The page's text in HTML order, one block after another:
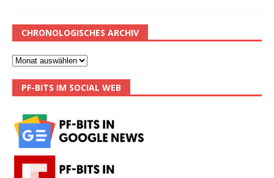
CHRONOLOGISCHES ARCHIV
PF-BITS IM SOCIAL WEB